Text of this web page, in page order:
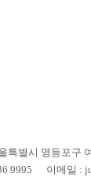
별시 영등포구
9995 이메일 :